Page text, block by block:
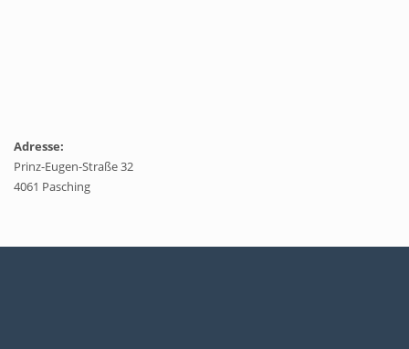
Adresse:
Prinz-Eugen-Straße 32
4061 Pasching